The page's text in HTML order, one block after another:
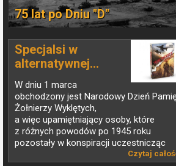
75 lat po Dniu "D"
Specjalsi w
alternatywnej...
W dniu 1 marca
obchodzony jest Narodowy Dzień
Żołnierzy Wyklętych,
a więc upamiętniający osoby, które
z różnych powodów po 1945 roku
pozostały w konspiracji uczestnicząc
Czytaj